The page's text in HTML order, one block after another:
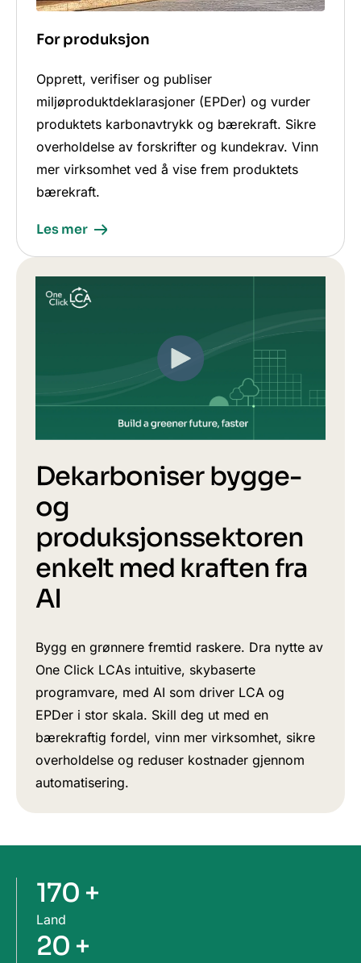
For produksjon
Opprett, verifiser og publiser
miljøproduktdeklarasjoner (EPDer) og vurder
produktets karbonavtrykk og bærekraft. Sikre
overholdelse av forskrifter og kundekrav. Vinn
mer virksomhet ved å vise frem produktets
bærekraft.
Les mer
Dekarboniser bygge-
og
produksjonssektoren
enkelt med kraften fra
AI
Bygg en grønnere fremtid raskere. Dra nytte av
One Click LCAs intuitive, skybaserte
programvare, med AI som driver LCA og
EPDer i stor skala. Skill deg ut med en
bærekraftig fordel, vinn mer virksomhet, sikre
overholdelse og reduser kostnader gjennom
automatisering.
170 +
Land
20 +